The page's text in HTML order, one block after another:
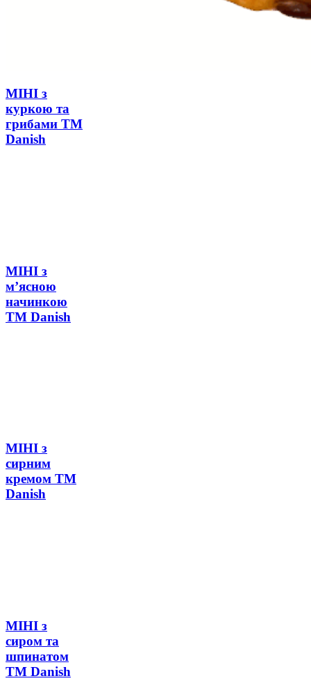
МІНІ з
куркою та
грибами ТМ
Danish
МІНІ з
м’ясною
начинкою
ТМ Danish
МІНІ з
сирним
кремом ТМ
Danish
МІНІ з
сиром та
шпинатом
ТМ Danish